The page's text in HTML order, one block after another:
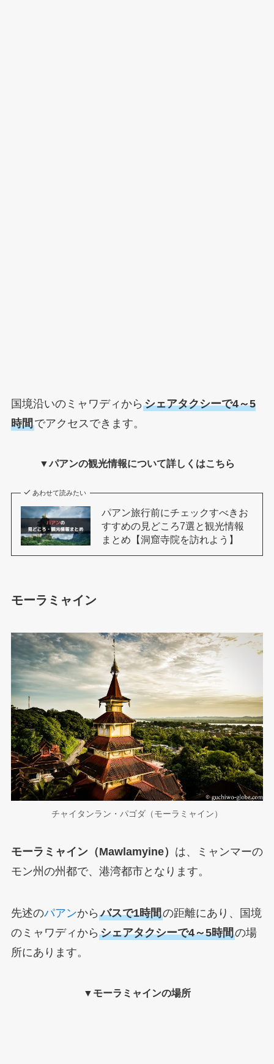
国境沿いのミャワディから シェアタクシーで4～5
時間でアクセスできます。
▼パアンの観光情報について詳しくはこちら
あわせて読みたい
パアン旅行前にチェックすべきお
すすめの見どころ7選と観光情報
まとめ【洞窟寺院を訪れよう】
モーラミャイン
チャイタンラン・パゴダ（モーラミャイン）
モーラミャイン（Mawlamyine） は、ミャンマーの
モン州の州都で、港湾都市となります。
先述のパアンから バスで1時間の距離にあり、国境
のミャワディから シェアタクシーで4～5時間の場
所にあります。
▼モーラミャインの場所